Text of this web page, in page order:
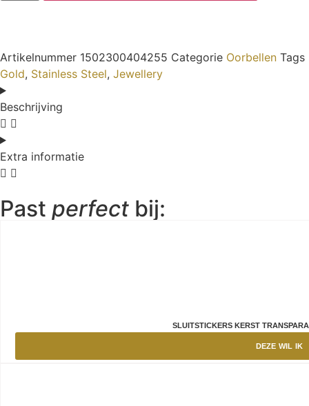
Artikelnummer 1502300404255 Categorie Oorbellen Tags
Gold, Stainless Steel, Jewellery
Beschrijving
Extra informatie
Past perfect bij:
SLUITSTICKERS KERST
DEZE WIL IK